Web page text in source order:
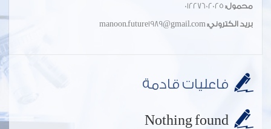
محمول:
بريد الكتروني:
فاعليات قادمة
Nothing found